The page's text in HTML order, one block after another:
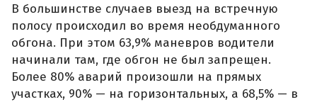
В большинстве случаев выезд на встречную
полосу происходил во время необдуманного
обгона. При этом 63,9% маневров водители
начинали там, где обгон не был запрещен.
Более 80% аварий произошли на прямых
участках, 90% — на горизонтальных, а 68,5% — в